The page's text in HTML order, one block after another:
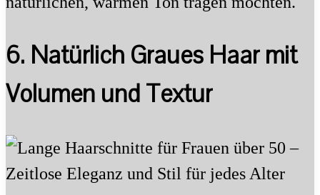
6. Natürlich Graues Haar mit
Volumen und Textur